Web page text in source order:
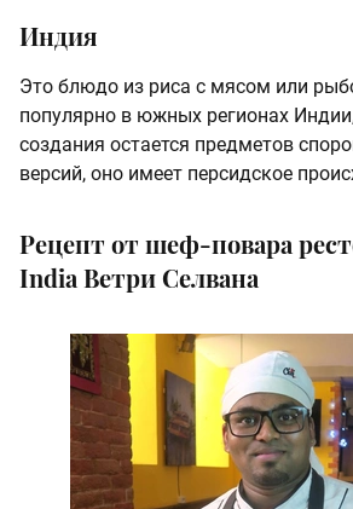
Индия
Это блюдо из риса с мясом или
популярно в южных регионах
создания остается предметов
версий, оно имеет персидское
Рецепт от шеф-повара
India Ветри Селвана